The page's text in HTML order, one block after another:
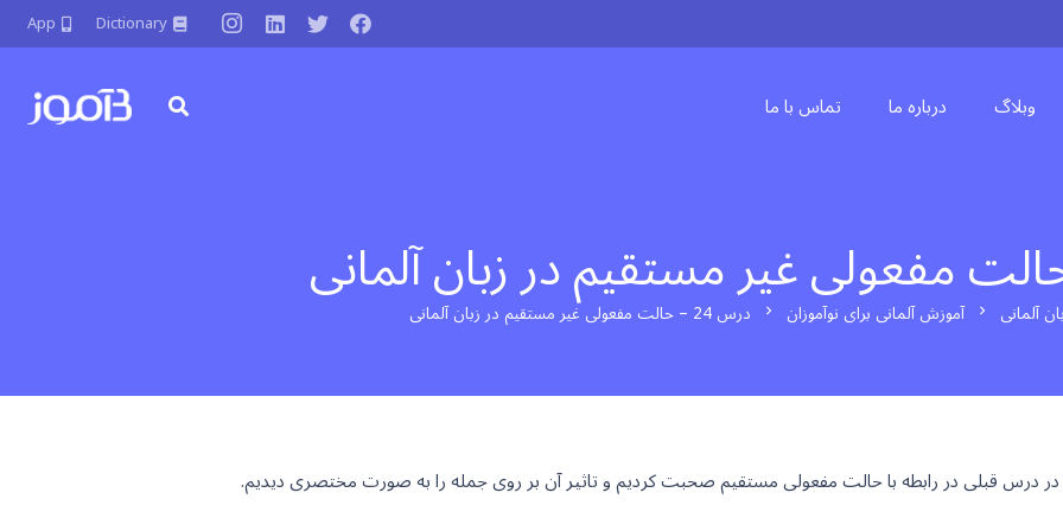
Dictionary
App
وبلاگ درباره ما تماس با ما
آلمانی chevron_right آموزش آلمانی برای نوآموزان chevron_right درس 24 – حالت مفعولی غیر مستقیم در زبان آلمانی
در درس قبلی در رابطه با حالت مفعولی مستقیم صحبت کردیم و تاثیر آن بر روی جمله را به صورت مختصری دیدیم.